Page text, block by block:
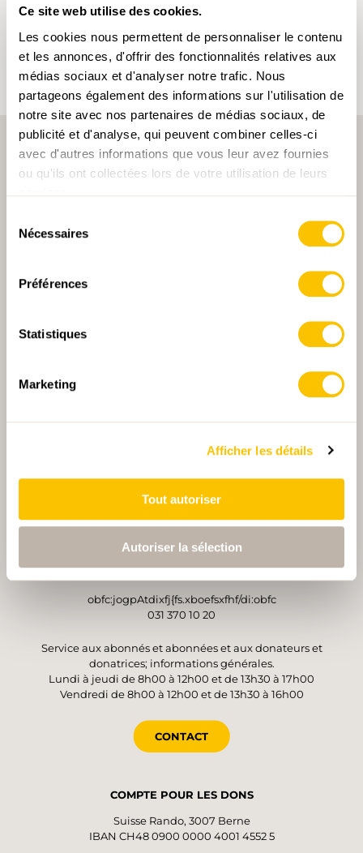
Ce site web utilise des cookies.
Les cookies nous permettent de personnaliser le contenu
et les annonces, d'offrir des fonctionnalités relatives aux
médias sociaux et d'analyser notre trafic. Nous
partageons également des informations sur l'utilisation de
notre site avec nos partenaires de médias sociaux, de
publicité et d'analyse, qui peuvent combiner celles-ci
avec d'autres informations que vous leur avez fournies
ou qu'ils ont collectées lors de votre utilisation de leurs
Nécessaires
Préférences
Statistiques
Marketing
Afficher les détails
Tout autoriser
Autoriser la sélection
adaptés à vos centres d'intérêt. Les mots-clés ne
d'utilisateur.
PARTENAIRE PRINCIPALE ET PARTENAIRE DE TRANSPORT
PARTENAIRE PARTENAIRE
Monbijoustrasse 61
3007 Berne
obfc:jogpAtdixfj{fs.xboefsxfhf/di:obfc
031 370 10 20
Service aux abonnés et abonnées et aux donateurs et
donatrices; informations générales.
Lundi à jeudi de 8h00 à 12h00 et de 13h30 à 17h00
Vendredi de 8h00 à 12h00 et de 13h30 à 16h00
CONTACT
COMPTE POUR LES DONS
Suisse Rando, 3007 Berne
IBAN CH48 0900 0000 4001 4552 5